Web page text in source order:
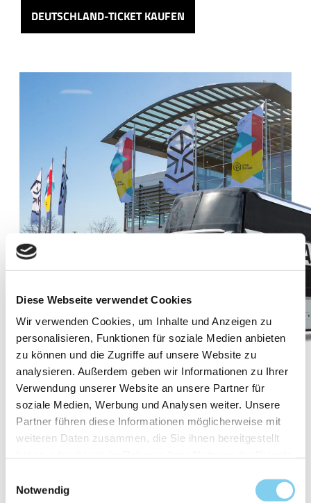
Diese Webseite verwendet Cookies
Wir verwenden Cookies, um Inhalte und Anzeigen zu
personalisieren, Funktionen für soziale Medien anbieten
zu können und die Zugriffe auf unsere Website zu
analysieren. Außerdem geben wir Informationen zu Ihrer
Verwendung unserer Website an unsere Partner für
soziale Medien, Werbung und Analysen weiter. Unsere
Partner führen diese Informationen möglicherweise mit
weiteren Daten zusammen, die Sie ihnen bereitgestellt
Notwendig
DEUTSCHLAND-TICKET KAUFEN
404
Oh nein! Diese Seite ist auf eine
andere Strecke abgebogen
Es scheint, als ob die von Ihnen gesuchte Seite nicht mehr
verfügbar ist. Aber keine Sorge, wir helfen Ihnen gerne